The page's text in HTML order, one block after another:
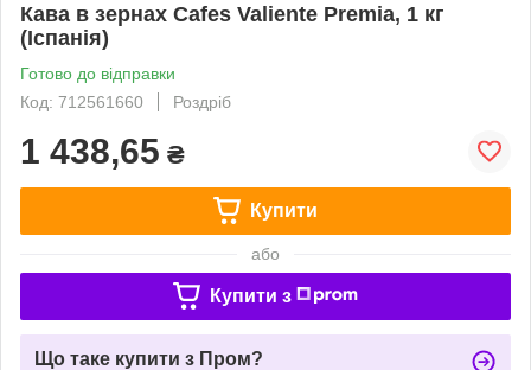
Кава в зернах Cafes Valiente Premia, 1 кг
(Іспанія)
Готово до відправки
Код: 712561660
Роздріб
1 438,65 ₴
Купити
або
Купити з
Що таке купити з Пром?